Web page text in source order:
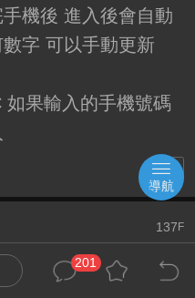
機後 進入後會自動
字 可以手動更新
果輸入的手機號碼
137 F
買數萬甚至幾十萬元的東
201
導航